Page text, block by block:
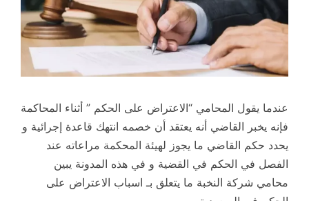
عندما يقول المحامي “الاعتراض على الحكم ” أثناء المحاكمة
فإنه يخبر القاضي أنه يعتقد أن خصمه انتهك قاعدة إجرائية و
يحدد حكم القاضي ما يجوز لهيئة المحكمة مراعاته عند
الفصل في الحكم في القضية و في هذه المدونة يبين
محامي شركة النخبة ما يتعلق بـ اسباب الاعتراض على